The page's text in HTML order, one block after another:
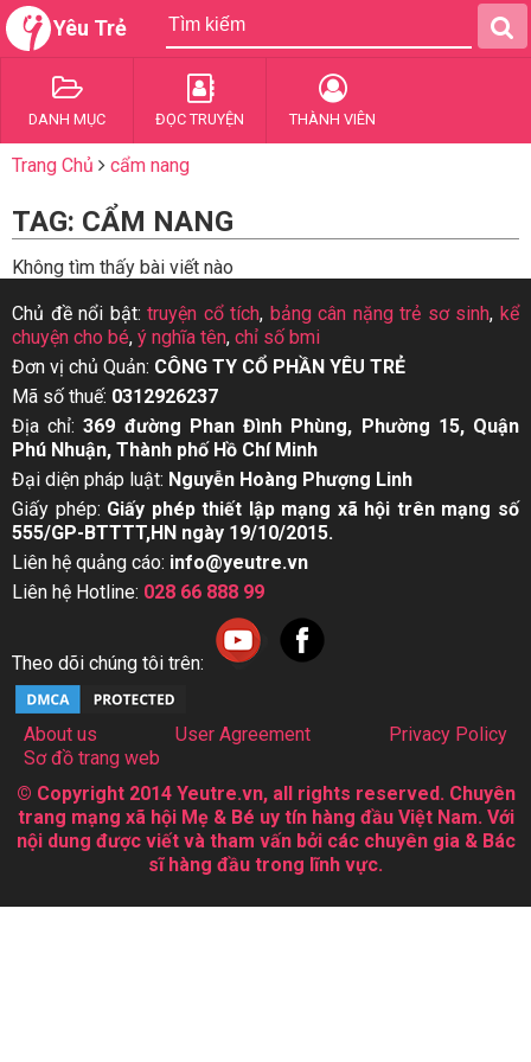
Yêu Trẻ
DANH MỤC ĐỌC TRUYỆN THÀNH VIÊN
Trang Chủ cẩm nang
TAG: CẨM NANG
Không tìm thấy bài viết nào
Chủ đề nổi bật:truyện cổ tích, bảng cân nặng trẻ sơ sinh,kể
chuyện cho bé, ý nghĩa tên, chỉ số bmi
Đơn vị chủ Quản: CÔNG TY CỔ PHẦN YÊU TRẺ
Mã số thuế: 0312926237
Địa chỉ:369 đường Phan Đình Phùng, Phường 15, Quận
Phú Nhuận, Thành phố Hồ Chí Minh
Đại diện pháp luật: Nguyễn Hoàng Phượng Linh
Giấy phép: Giấy phép thiết lập mạng xã hội trên mạng số
555/GP-BTTTT,HN ngày 19/10/2015.
Liên hệ quảng cáo: info@yeutre.vn
Liên hệ Hotline: 028 66 888 99
Theo dõi chúng tôi trên:
About us User Agreement
Privacy Policy
Sơ đồ trang web
© Copyright 2014 Yeutre.vn, all rights reserved. Chuyên
trang mạng xã hội Mẹ & Bé uy tín hàng đầu Việt Nam. Với
nội dung được viết và tham vấn bởi các chuyên gia & Bác
sĩ hàng đầu trong lĩnh vực.